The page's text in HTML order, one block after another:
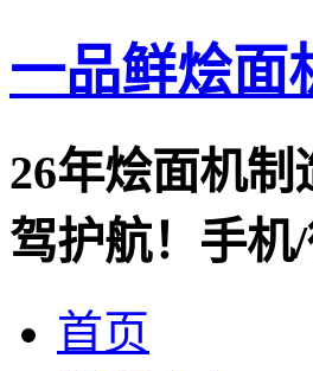
一品鲜烩面
26年烩面机
驾护航！手机/
首页